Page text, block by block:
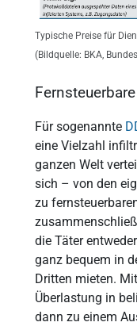
Typische Preise für
(Bildquelle: BKA,
Für sogenannte
eine Vielzahl
ganzen Welt
sich – von den
zu
die Täter
ganz bequem in
Dritten mieten.
Überlastung in
dann zu einem